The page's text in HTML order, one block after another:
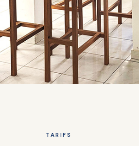
TARIFS